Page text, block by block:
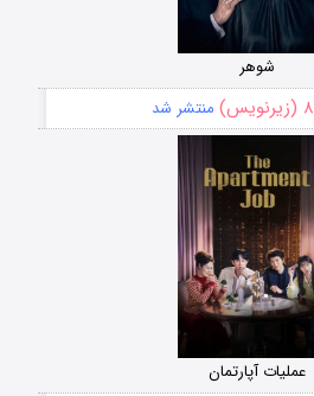
شوهر
۸ (زیرنویس) منتشر شد
عملیات آپارتمان